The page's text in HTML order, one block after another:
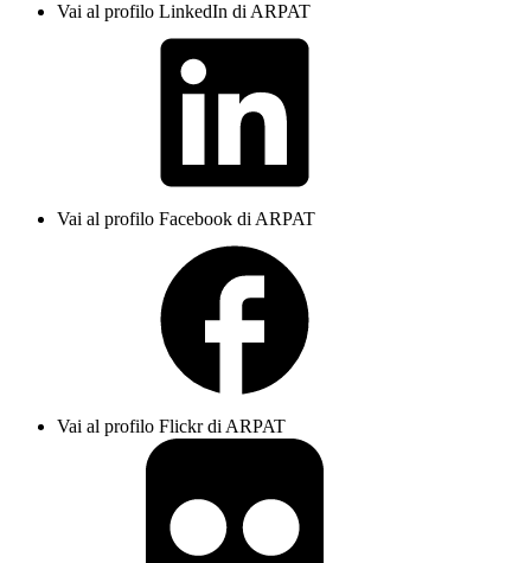
Vai al profilo LinkedIn di ARPAT
Vai al profilo Facebook di ARPAT
Vai al profilo Flickr di ARPAT